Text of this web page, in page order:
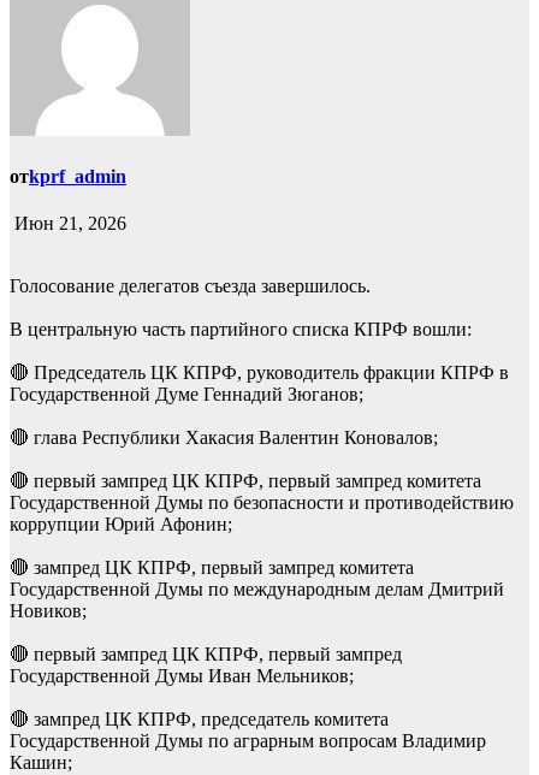
отkprf_admin
Июн 21, 2026
Голосование делегатов съезда завершилось.
В центральную часть партийного списка КПРФ вошли:
🔴 Председатель ЦК КПРФ, руководитель фракции КПРФ в
Государственной Думе Геннадий Зюганов;
🔴 глава Республики Хакасия Валентин Коновалов;
🔴 первый зампред ЦК КПРФ, первый зампред комитета
Государственной Думы по безопасности и противодействию
коррупции Юрий Афонин;
🔴 зампред ЦК КПРФ, первый зампред комитета
Государственной Думы по международным делам Дмитрий
Новиков;
🔴 первый зампред ЦК КПРФ, первый зампред
Государственной Думы Иван Мельников;
🔴 зампред ЦК КПРФ, председатель комитета
Государственной Думы по аграрным вопросам Владимир
Кашин;